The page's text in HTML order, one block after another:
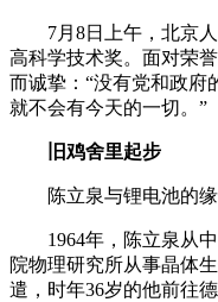
7月8日上午，北京
高科学技术奖。面对荣
而诚挚：“没有党和政府
就不会有今天的一切。”
旧鸡舍里起步
陈立泉与锂电池的
1964年，陈立泉从
院物理研究所从事晶体
遣，时年36岁的他前往